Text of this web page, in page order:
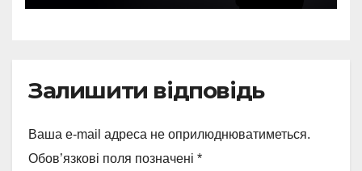
Залишити відповідь
Ваша e-mail адреса не оприлюднюватиметься.
Обов’язкові поля позначені *